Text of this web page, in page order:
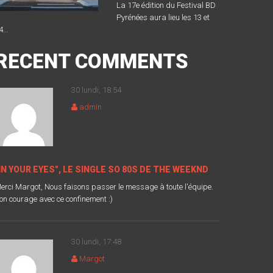
La 17e édition du Festival BD
Pyrénées aura lieu les 13 et
COMMENTS
30 lundi, 18:54
admin
YOUR EYES", LE SINGLE SO 80S DE THE WEEKND
Margot, Nous faisons passer le message à toute l'équipe.
courage avec ce confinement :)
30 lundi, 17:48
Margot